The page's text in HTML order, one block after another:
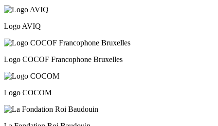
Logo AVIQ
Logo COCOF Francophone Bruxelles
Logo COCOM